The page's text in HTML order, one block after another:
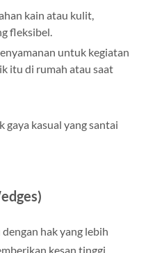
kain atau kulit,
fleksibel.
untuk kegiatan
itu di rumah atau saat
gaya kasual yang santai
hak yang lebih
kesan tinggi